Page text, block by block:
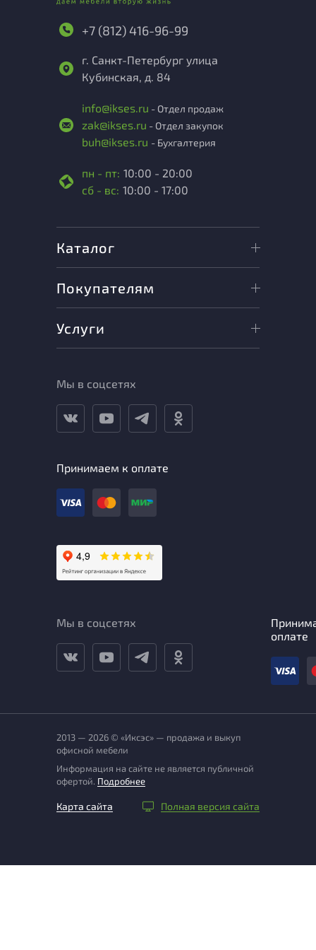
+7 (812) 416-96-99
г. Санкт-Петербург улица
Кубинская, д. 84
info@ikses.ru - Отдел продаж
zak@ikses.ru - Отдел закупок
buh@ikses.ru - Бухгалтерия
пн - пт: 10:00 - 20:00
сб - вс: 10:00 - 17:00
Каталог
Покупателям
Услуги
Мы в соцсетях
Принимаем к оплате
Мы в соцсетях
оплате
2013 — 2026 © «Иксэс» — продажа и выкуп
офисной мебели
Информация на сайте не является публичной
офертой. Подробнее
Карта сайта Полная версия сайта